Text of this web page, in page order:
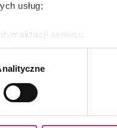
usług;
serwisu.
cookies oraz o